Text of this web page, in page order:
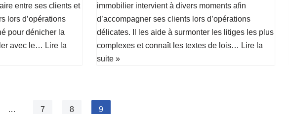
entre ses clients et
lors d’opérations
pour dénicher la
avec le… Lire la
immobilier intervient à divers moments afin
d’accompagner ses clients lors d’opérations
délicates. Il les aide à surmonter les litiges les plus
complexes et connaît les textes de lois… Lire la
suite »
… 7 8 9